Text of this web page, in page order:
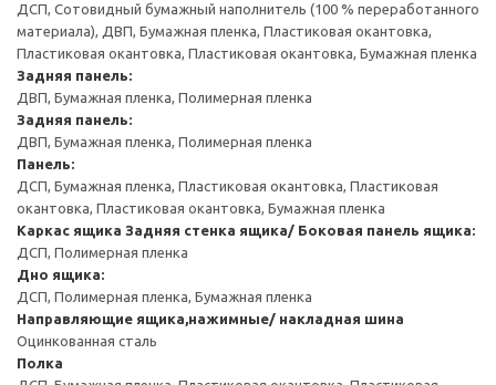
ДСП, Сотовидный бумажный наполнитель (100 % переработанного
материала), ДВП, Бумажная пленка, Пластиковая окантовка,
Пластиковая окантовка, Пластиковая окантовка, Бумажная пленка
Задняя панель:
ДВП, Бумажная пленка, Полимерная пленка
Задняя панель:
ДВП, Бумажная пленка, Полимерная пленка
Панель:
ДСП, Бумажная пленка, Пластиковая окантовка, Пластиковая
окантовка, Пластиковая окантовка, Бумажная пленка
Каркас ящика Задняя стенка ящика/ Боковая панель ящика:
ДСП, Полимерная пленка
Дно ящика:
ДСП, Полимерная пленка, Бумажная пленка
Направляющие ящика,нажимные/ накладная шина
Оцинкованная сталь
Полка